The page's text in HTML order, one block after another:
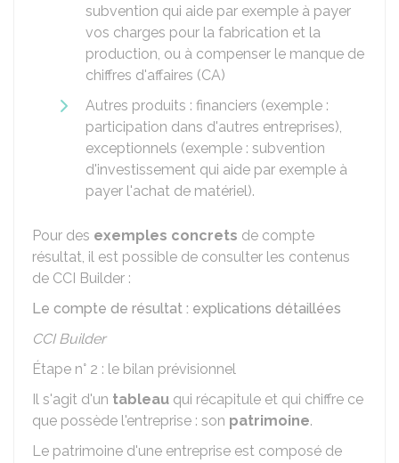
subvention qui aide par exemple à payer
vos charges pour la fabrication et la
production, ou à compenser le manque de
chiffres d'affaires (CA)
Autres produits : financiers (exemple :
participation dans d'autres entreprises),
exceptionnels (exemple : subvention
d'investissement qui aide par exemple à
payer l'achat de matériel).
Pour des exemples concrets de compte
résultat, il est possible de consulter les contenus
de CCI Builder :
Le compte de résultat : explications détaillées
CCI Builder
Étape n° 2 : le bilan prévisionnel
Il s'agit d'un tableau qui récapitule et qui chiffre ce
que possède l'entreprise : son patrimoine.
Le patrimoine d'une entreprise est composé de